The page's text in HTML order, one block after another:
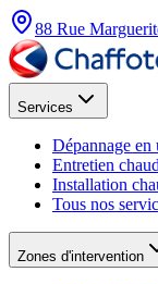
88 Rue
Services
Dépannage en
Entretien
Installation
Tous nos
Zones d'intervention